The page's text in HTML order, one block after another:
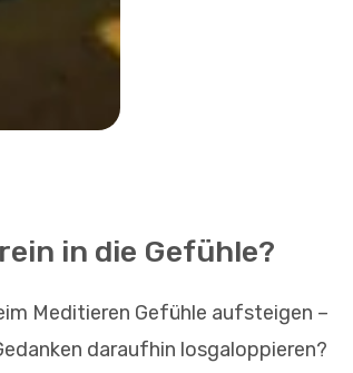
in die Gefühle?
Meditieren Gefühle aufsteigen –
daraufhin losgaloppieren?